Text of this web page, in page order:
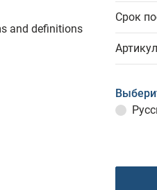
and definitions
Срок